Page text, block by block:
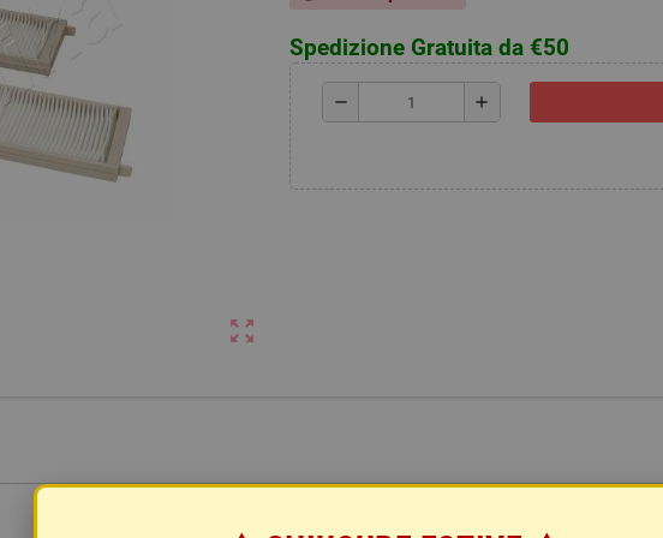
zoom_out_map
Spedizione Gratuita da €50
remove add